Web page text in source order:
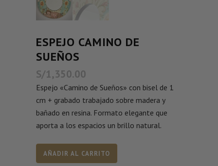
ESPEJO CAMINO DE
SUEÑOS
S/1,350.00
Espejo «Camino de Sueños» con bisel de 1
cm + grabado trabajado sobre madera y
bañado en resina. Formato elegante que
aporta a los espacios un brillo natural.
AÑADIR AL CARRITO